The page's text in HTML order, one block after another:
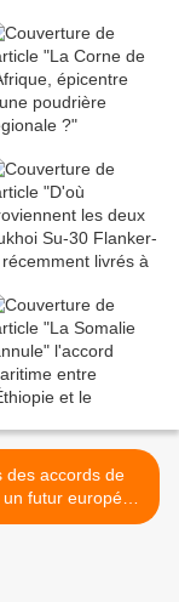
des accords de
futur européen
Herzégovine